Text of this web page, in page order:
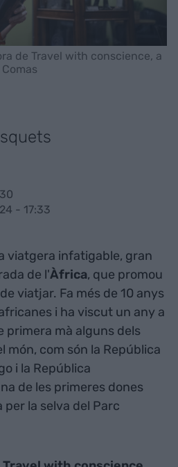
de Travel with conscience, a
- 17:33
viatgera infatigable, gran
de l'Àfrica, que promou
viatjar. Fa més de 10 anys
i ha viscut un any a
primera mà alguns dels
món, com són la República
i la República
de les primeres dones
la selva del Parc